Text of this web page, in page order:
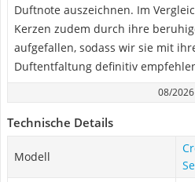
Duftnote auszeichnen. Im
Kerzen zudem durch ihre
aufgefallen, sodass wir sie mit
Duftentfaltung definitiv
08/2026
Technische Details
Modell